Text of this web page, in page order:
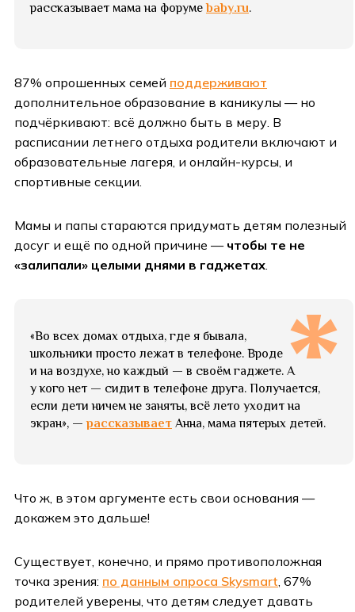
рассказывает мама на форумеbaby.ru.
87% опрошенных семей поддерживают
дополнительное образование в каникулы — но
подчёркивают: всё должно быть в меру. В
расписании летнего отдыха родители включают и
образовательные лагеря, и онлайн-курсы, и
спортивные секции.
Мамы и папы стараются придумать детям полезный
досуг и ещё по одной причине — чтобы те не
«залипали» целыми днями в гаджетах.
«Во всех домах отдыха, где я бывала,
школьники просто лежат в телефоне. Вроде
и на воздухе, но каждый — в своём гаджете. А
у кого нет — сидит в телефоне друга. Получается,
если дети ничем не заняты, всё лето уходит на
экран», —рассказывает Анна, мама пятерых детей.
Что ж, в этом аргументе есть свои основания —
докажем это дальше!
Существует, конечно, и прямо противоположная
точка зрения: по данным опроса Skysmart, 67%
родителей уверены, что детям следует давать